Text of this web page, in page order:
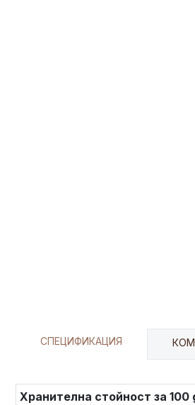
СПЕЦИФИКАЦИЯ
Хранителна стойност за 100